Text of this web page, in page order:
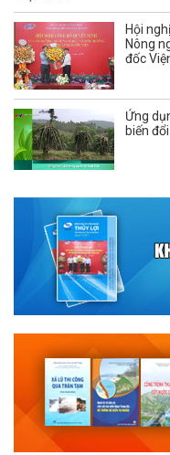
Hội
Nông
đốc
Ứng
biến